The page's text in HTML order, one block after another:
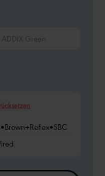
ADDIX Green
•Brown+Reflex•SBC